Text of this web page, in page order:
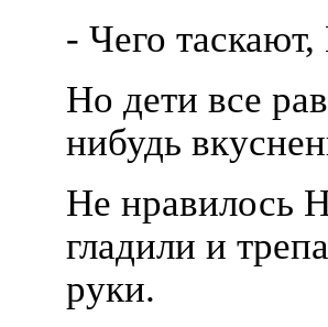
- Чего
Но дети все
нибудь
Не нравилось
гладили и
руки.